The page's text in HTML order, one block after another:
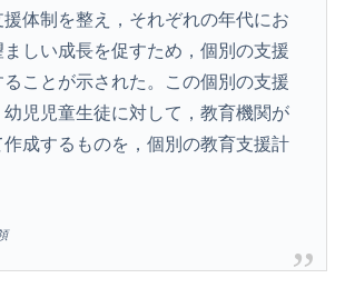
援体制を整え，それぞれの年代にお
しい成長を促すため，個別の支援
ことが示された。この個別の支援
児児童生徒に対して，教育機関が
成するものを，個別の教育支援計